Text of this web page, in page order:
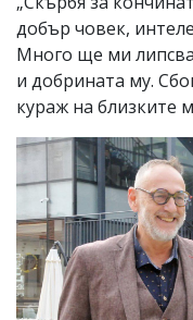
добър човек,
Много ще ми
и добрината му.
кураж на близките